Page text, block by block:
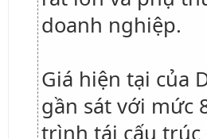
doanh nghiệp.
Giá hiện tại của
gần sát với mức
trình tái cấu trúc